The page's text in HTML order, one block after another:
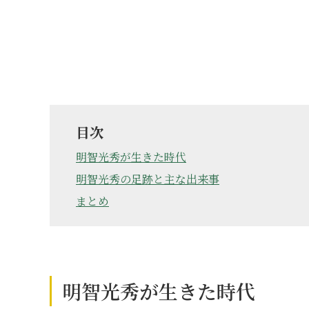
目次
明智光秀が生きた時代
明智光秀の足跡と主な出来事
まとめ
明智光秀が生きた時代